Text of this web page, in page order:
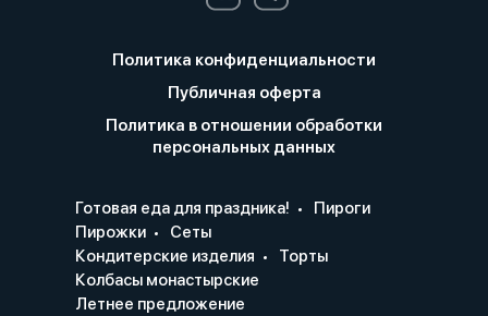
Политика конфиденциальности
Публичная оферта
Политика в отношении обработки
персональных данных
Готовая еда для праздника!
Пироги
Пирожки
Сеты
Кондитерские изделия
Торты
Колбасы монастырские
Летнее предложение